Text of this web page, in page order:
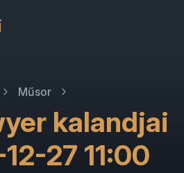
Műsor
kalandjai
27 11:00